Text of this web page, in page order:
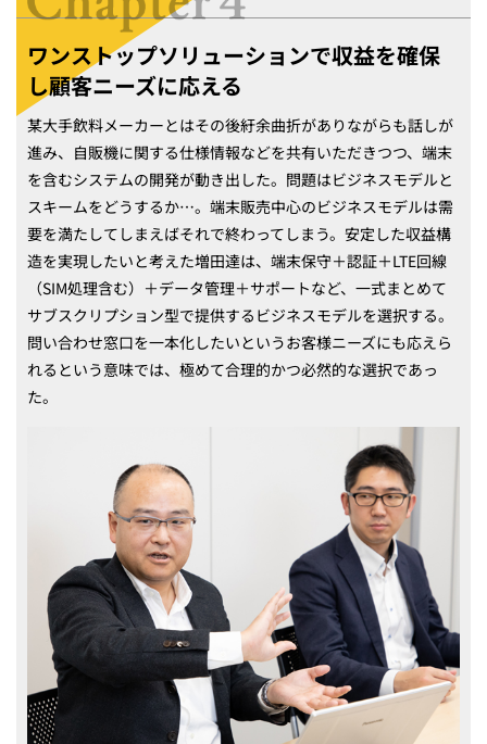
ワンストップソリューションで収益を確保
し顧客ニーズに応える
某大手飲料メーカーとはその後紆余曲折がありながらも話しが
進み、自販機に関する仕様情報などを共有いただきつつ、端末
を含むシステムの開発が動き出した。問題はビジネスモデルと
スキームをどうするか…。端末販売中心のビジネスモデルは需
要を満たしてしまえばそれで終わってしまう。安定した収益構
造を実現したいと考えた増田達は、端末保守＋認証＋LTE回線
（SIM処理含む）＋データ管理＋サポートなど、一式まとめて
サブスクリプション型で提供するビジネスモデルを選択する。
問い合わせ窓口を一本化したいというお客様ニーズにも応えら
れるという意味では、極めて合理的かつ必然的な選択であっ
た。